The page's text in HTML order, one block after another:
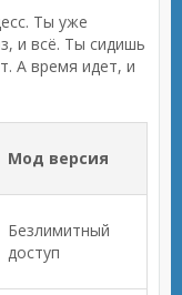
Ты уже
и всё. Ты сидишь
А время идет, и
Мод версия
Безлимитный
доступ